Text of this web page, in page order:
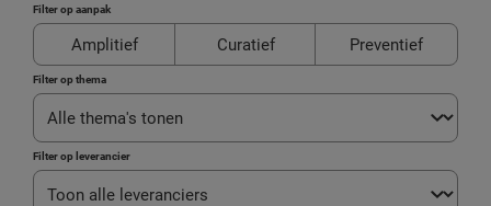
Filter op aanpak
Amplitief Curatief Preventief
Filter op thema
Filter op leverancier